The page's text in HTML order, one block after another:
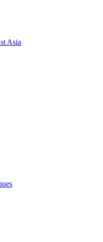
Asia